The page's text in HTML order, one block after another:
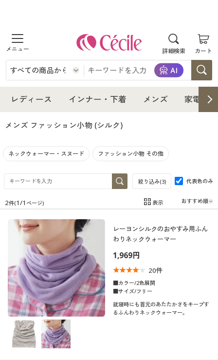
詳細検索 カート
商品を探す
レディース
レディースファッション
女性下着
インナー・下着
インナー・下着通販すべて
女性下着
メンズ下着
ジュニア・ティーンズ下着
メンズ
メンズ通販すべて
メンズファッション
メンズ下着
家電・雑貨
家電・雑貨すべて
家電
キッチン・雑貨・日用品
寝具・インテリア・家具
寝具・インテリア・家具通販すべて
家具・収納
寝具・ベッド
カーテン・ラグ・ファブリック
美容・健康
美容・健康通販すべて
美容・健康・サプリメント
制服・スクール
制服・スクールすべて
制服・学生服
ジュニア・ティーンズ下着
大きいサイズ
大きいサイズ通販すべて
大きいサイズ レディース服
大きいサイズ レディース下着
バーゲン
バーゲンセール
シークレットセール
詳細検索
商品カテゴリ一覧
レディース インナー・下着 メンズ 家電・
メンズ ファッション小物 (シルク)
ネックウォーマー・スヌード ファッション小物 その他
絞り込み(3) 代表色のみ
在庫 在庫のある商品のみ表示
カテゴリ
口コミ
(5)
カラー
2件(1/1 ページ) 表示
レーヨンシルクのおやすみ用ふん
わりネックウォーマー
1,969円
20件
■カラー/2色展開
■サイズ/フリー
就寝時にも首元のあたたかさをキープす
るふんわりネックウォーマー。